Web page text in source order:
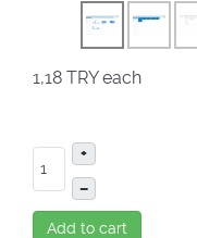
1,18 TRY each
+
–
Add to cart